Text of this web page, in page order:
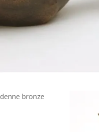
bronze